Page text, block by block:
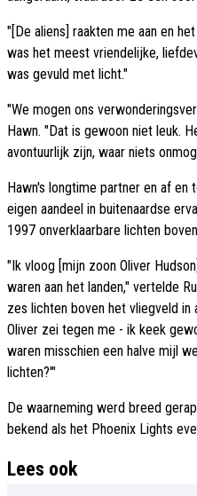
"[De aliens] raakten me aan en
was het meest vriendelijke,
was gevuld met licht."
"We mogen ons
Hawn. "Dat is gewoon niet leuk.
avontuurlijk zijn, waar niets
Hawn's longtime partner en af
eigen aandeel in buitenaardse
1997 onverklaarbare lichten
"Ik vloog [mijn zoon Oliver
waren aan het landen," vertelde
zes lichten boven het vliegveld
Oliver zei tegen me - ik keek
waren misschien een halve mijl
lichten?'"
De waarneming werd breed
bekend als het Phoenix Lights
Lees ook